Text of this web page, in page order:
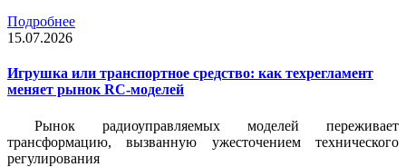
Подробнее
15.07.2026
Игрушка или транспортное средство: как техрегламент
меняет рынок RC-моделей
Рынок радиоуправляемых моделей переживает
трансформацию, вызванную ужесточением технического
регулирования